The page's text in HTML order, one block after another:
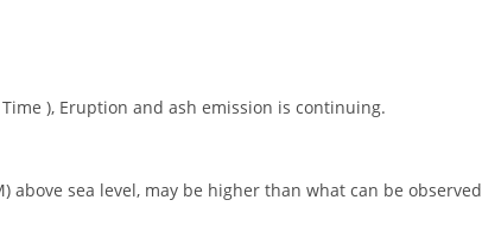
), Eruption and ash emission is continuing.
above sea level, may be higher than what can be observed